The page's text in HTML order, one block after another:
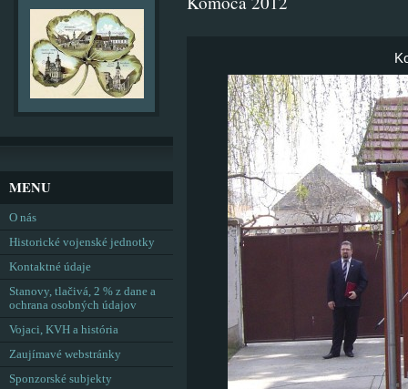
MENU
O nás
Historické vojenské jednotky
Kontaktné údaje
Stanovy, tlačivá, 2 % z dane a
ochrana osobných údajov
Vojaci, KVH a história
Zaujímavé webstránky
Sponzorské subjekty